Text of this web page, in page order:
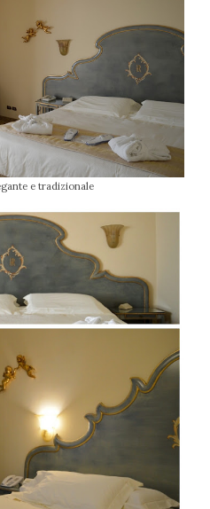
e tradizionale